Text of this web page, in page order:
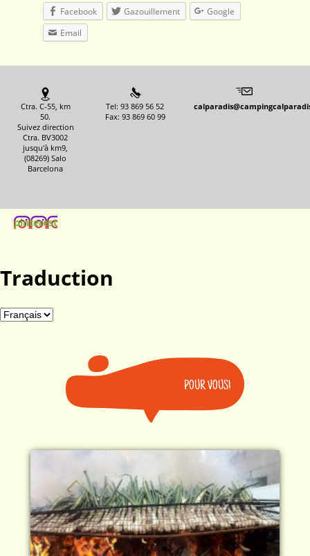
Facebook Gazouillement
Google
Email
Ctra. C-55, km
50.
Suivez direction
Ctra. BV3002
jusqu'à km9,
(08269) Salo
Barcelona
Tel: 93 869 56 52
Fax: 93 869 60 99
pinterest
Traduction
POUR VOUS!